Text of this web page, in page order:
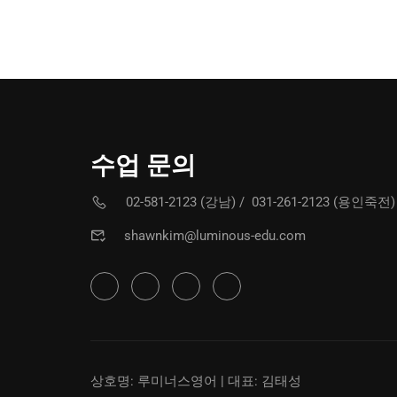
수업 문의
02-581-2123 (강남) / 031-261-2123 (용인죽전)
shawnkim@luminous-edu.com
상호명: 루미너스영어 | 대표: 김태성